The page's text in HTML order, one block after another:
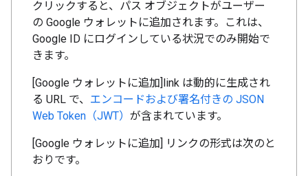
クリックすると、パス オブジェクトがユーザー
の Google ウォレットに追加されます。これは、
Google ID にログインしている状況でのみ開始で
きます。
[Google ウォレットに追加]link は動的に生成され
る URL で、 エンコードおよび署名付きの JSON
Web Token（JWT） が含まれています。
[Google ウォレットに追加] リンクの形式は次のと
おりです。